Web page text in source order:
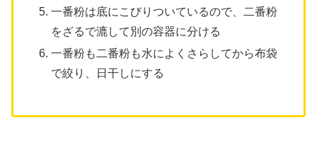
一番粉は底にこびりついているので、二番粉
をざるで漉して別の容器に分ける
一番粉も二番粉も水によくさらしてから布袋
で絞り、日干しにする